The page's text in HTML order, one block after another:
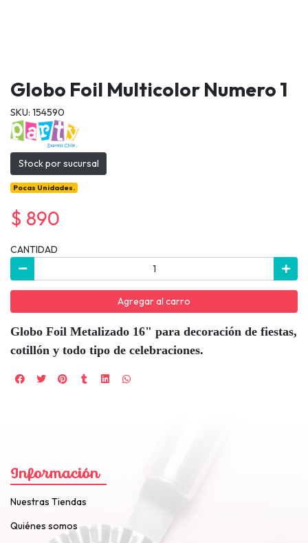
Globo Foil Multicolor Numero 1
SKU: 154590
Stock por sucursal
Pocas Unidades.
$ 890
CANTIDAD
Agregar al carro
Globo Foil Metalizado 16" para decoración de fiestas,
cotillón y todo tipo de celebraciones.
Información
Nuestras Tiendas
Quiénes somos